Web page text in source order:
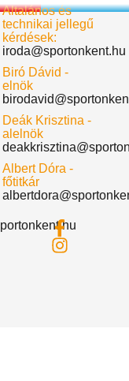
Általános és
technikai jellegű
kérdések:
iroda@sportonkent.hu
Biró Dávid -
elnök
Deák Krisztina -
alelnök
Albert Dóra -
főtitkár